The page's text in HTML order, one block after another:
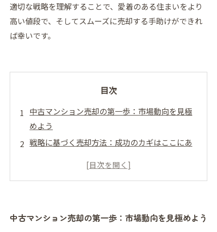
適切な戦略を理解することで、愛着のある住まいをより
高い値段で、そしてスムーズに売却する手助けができれ
ば幸いです。
目次
中古マンション売却の第一歩：市場動向を見極
めよう
戦略に基づく売却方法：成功のカギはここにあ
消費者ニーズを探る：どのように魅力を引き出
れか
中古マンション売却の第一歩：市場動向を見極めよう